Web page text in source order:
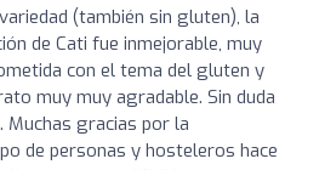
(también sin gluten), la
de Cati fue inmejorable, muy
con el tema del gluten y
muy muy agradable. Sin duda
Muchas gracias por la
de personas y hosteleros hace